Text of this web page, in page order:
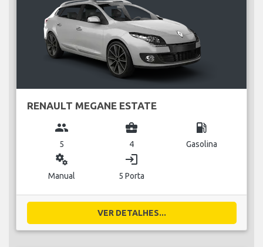
RENAULT MEGANE ESTATE
group
5
business_center
4
local_gas_station
Gasolina
miscellaneous_services
Manual
login
5 Porta
VER DETALHES...